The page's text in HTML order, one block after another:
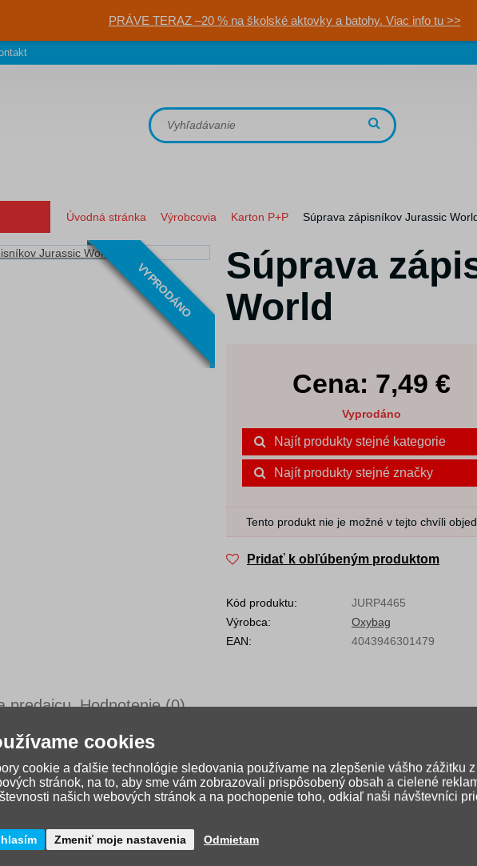
PRÁVE TERAZ –20 % na školské aktovky a batohy. Viac info tu >>
Úvodná stránka Výrobcovia Karton P+P Súprava zápisníkov Jurassic
VYPRODÁNO
Súprava
World
Cena: 7,49 €
Vyprodáno
Najít produkty stejné kategorie
Najít produkty stejné značky
Tento produkt nie je možné v tejto chvíli
Pridať k obľúbeným produktom
Kód produktu:
JURP4465
Výrobca:
Oxybag
EAN:
4043946301479
predajcu Hodnotenie (0)
World obsahuje zápisník (veľ. 12 x 18 cm), 60 listov. Ďalej sú súčasťou sady flitre v 2
cookies
cookie a ďalšie technológie sledovania používame na zlepšenie vášho zážitku
stránok, na to, aby sme vám zobrazovali prispôsobený obsah a cielené
našich webových stránok a na pochopenie toho, odkiaľ naši návštevníci
Zmeniť moje nastavenia Odmietam